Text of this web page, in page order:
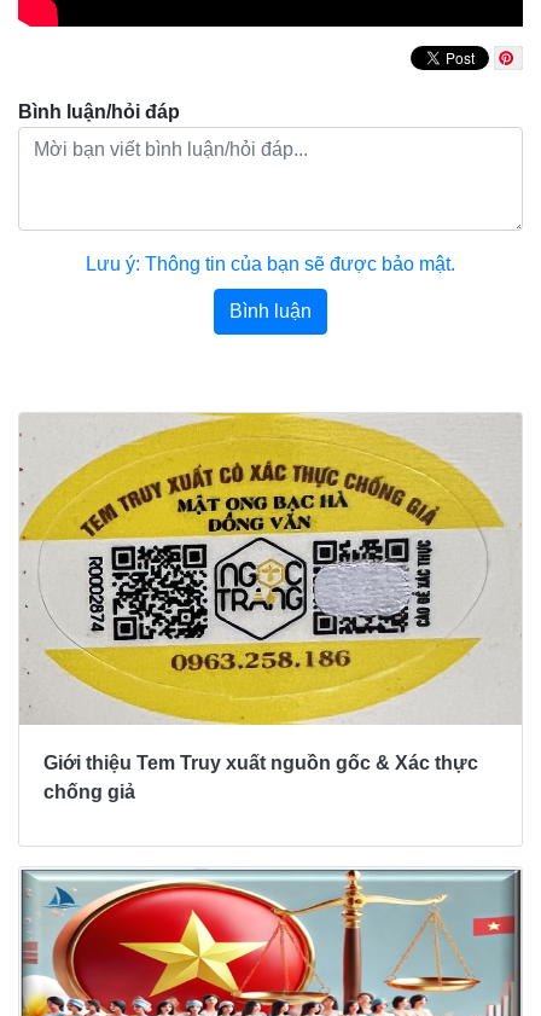
Bình luận/hỏi đáp
Lưu ý: Thông tin của bạn sẽ được bảo mật.
Bình luận
Giới thiệu Tem Truy xuất nguồn gốc & Xác thực
chống giả